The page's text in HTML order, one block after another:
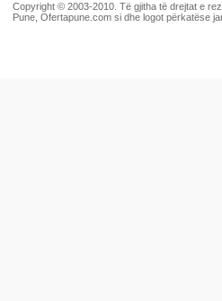
Copyright © 2003-2010. Të gjitha të drejtat e
Pune, Ofertapune.com si dhe logot përkatëse